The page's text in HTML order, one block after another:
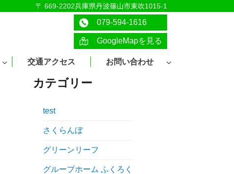
〒 669-2202兵庫県丹波篠山市東吹1015-1
079-594-1616
GoogleMapを見る
交通アクセス お問い合わせ
カテゴリー
test
さくらんぼ
グリーンリーフ
グループホーム ふくろく